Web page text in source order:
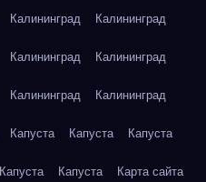
Калининград Калининград
Калининград Калининград
Калининград Калининград
Капуста Капуста Капуста
Капуста Капуста Карта сайта